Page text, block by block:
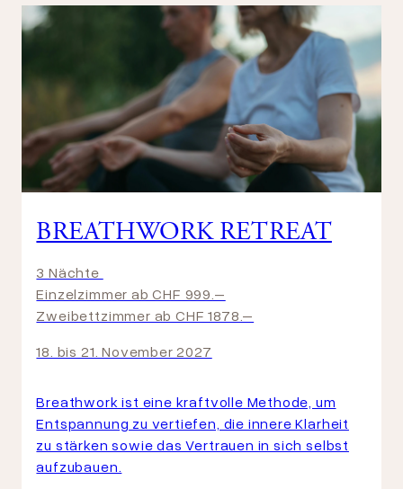
BREATHWORK RETREAT
3 Nächte
Einzelzimmer ab CHF 999.–
Zweibettzimmer ab CHF 1878.–
18. bis 21. November 2027
Breathwork ist eine kraftvolle Methode, um
Entspannung zu vertiefen, die innere Klarheit
zu stärken sowie das Vertrauen in sich selbst
aufzubauen.